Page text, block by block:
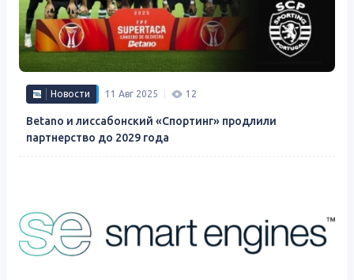
Новости 11 Авг 2025 12
Betano и лиссабонский «Спортинг» продлили
партнерство до 2029 года